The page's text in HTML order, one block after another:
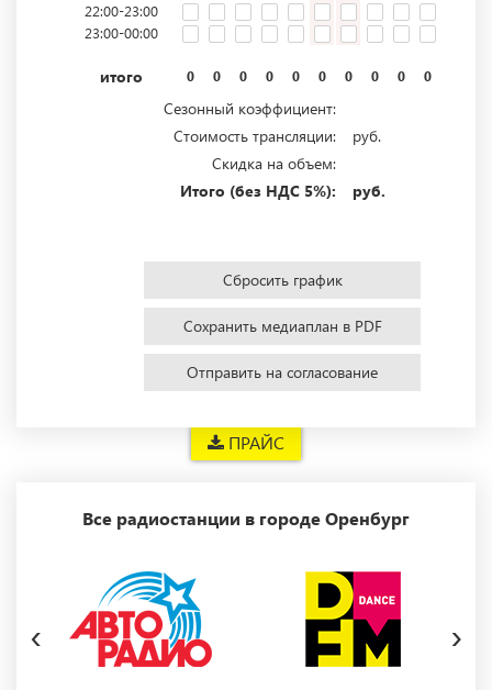
ПРАЙС
22:00-23:00
23:00-00:00
итого 0 0 0 0 0 0 0 0 0 0
Сезонный коэффициент:
Стоимость трансляции:
руб.
Скидка на объем:
Итого (без НДС 5%):
руб.
Сбросить график
Сохранить медиаплан в PDF
Отправить на согласование
Все радиостанции в городе Оренбург
‹ ›